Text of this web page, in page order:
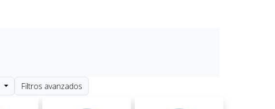
Filtros avanzados